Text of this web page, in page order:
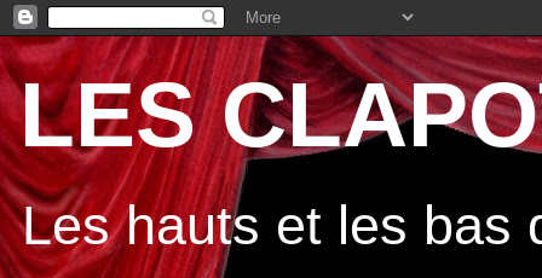
LES
Les hauts et les bas